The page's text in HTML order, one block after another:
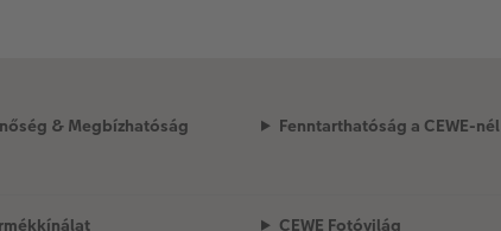
& Megbízhatóság Fenntarthatóság a CEWE-nél
CEWE Fotóvilág